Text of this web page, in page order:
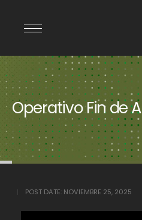
Operativo Fin de
POST DATE: NOVIEMBRE 25, 2025